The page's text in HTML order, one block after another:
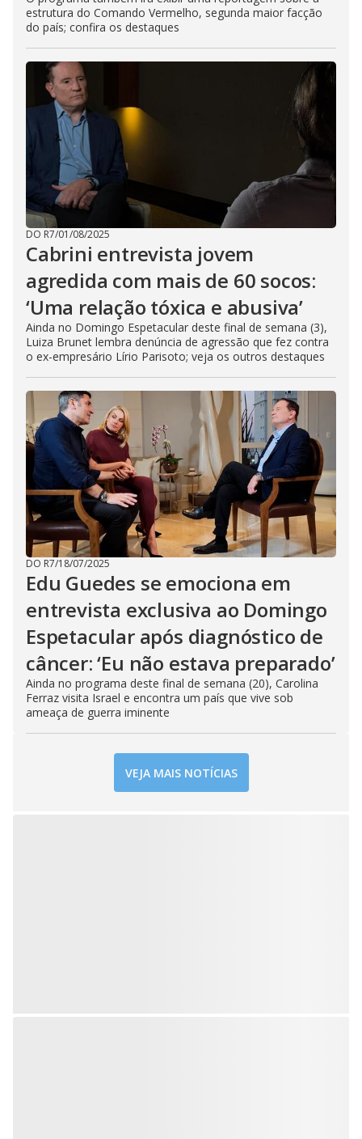
estrutura do Comando Vermelho, segunda maior facção
do país; confira os destaques
DO R7/01/08/2025
Cabrini entrevista jovem
agredida com mais de 60 socos:
‘Uma relação tóxica e abusiva’
Ainda no Domingo Espetacular deste final de semana (3),
Luiza Brunet lembra denúncia de agressão que fez contra
o ex-empresário Lírio Parisoto; veja os outros destaques
DO R7/18/07/2025
Edu Guedes se emociona em
entrevista exclusiva ao Domingo
Espetacular após diagnóstico de
câncer: ‘Eu não estava preparado’
Ainda no programa deste final de semana (20), Carolina
Ferraz visita Israel e encontra um país que vive sob
ameaça de guerra iminente
VEJA MAIS NOTÍCIAS